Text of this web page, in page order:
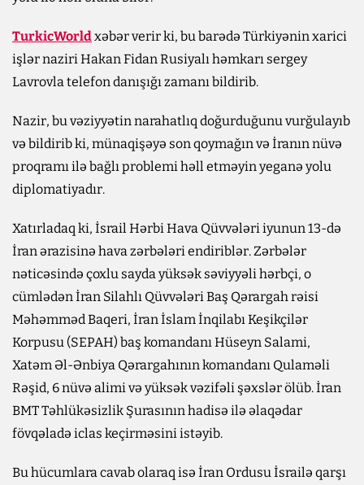
TurkicWorldxəbər verir ki, bu barədə Türkiyənin xarici
işlər naziri Hakan Fidan Rusiyalı həmkarı sergey
Lavrovla telefon danışığı zamanı bildirib.
Nazir, bu vəziyyətin narahatlıq doğurduğunu vurğulayıb
və bildirib ki, münaqişəyə son qoymağın və İranın nüvə
proqramı ilə bağlı problemi həll etməyin yeganə yolu
diplomatiyadır.
Xatırladaq ki, İsrail Hərbi Hava Qüvvələri iyunun 13-də
İran ərazisinə hava zərbələri endiriblər. Zərbələr
nəticəsində çoxlu sayda yüksək səviyyəli hərbçi, o
cümlədən İran Silahlı Qüvvələri Baş Qərargah rəisi
Məhəmməd Baqeri, İran İslam İnqilabı Keşikçilər
Korpusu (SEPAH) baş komandanı Hüseyn Salami,
Xatəm Əl-Ənbiya Qərargahının komandanı Qulaməli
Rəşid, 6 nüvə alimi və yüksək vəzifəli şəxslər ölüb. İran
BMT Təhlükəsizlik Şurasının hadisə ilə əlaqədar
fövqəladə iclas keçirməsini istəyib.
Bu hücumlara cavab olaraq isə İran Ordusu İsrailə qarşı